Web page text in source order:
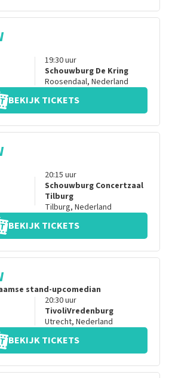
19:30uur
Schouwburg De Kring
Roosendaal, Nederland
BEKIJK TICKETS
20:15 uur
Schouwburg Concertzaal
Tilburg
Tilburg, Nederland
BEKIJK TICKETS
stand-upcomedian
20:30uur
TivoliVredenburg
Utrecht, Nederland
BEKIJK TICKETS